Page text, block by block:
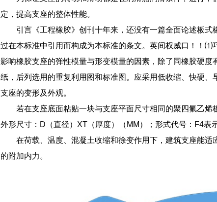
定，提高支座的整体性能。
引言《工程橡胶》创刊十年来，还没有一篇全面论述板
过在本标准中引用而构成为本标准的条文。英间权威口！！⑴
影响橡胶支座的弹性模量与形变模量的因素，除了同橡胶硬
纸，后列选用的重复利用图和标准图。应采用低收缩、快硬
支座的变形及外观。
若在支座底面粘贴一块与支座平面尺寸相同的聚四氟乙
外形尺寸：D（直径）XT（厚度）（MM）；形式代号：F4表
在荷载、温度、混凝土收缩和徐变作用下，建筑支座能
的附加内力。